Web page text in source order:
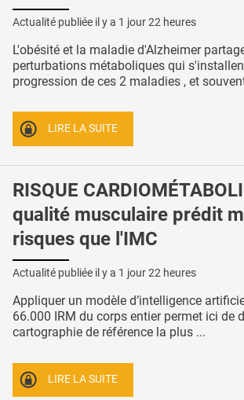
Actualité publiée il y a 1 jour 22 heures
L'obésité et la maladie d'Alzheimer
perturbations métaboliques qui
progression de ces 2 maladies , et
LIRE LA SUITE
RISQUE
qualité musculaire prédit
risques que l'IMC
Actualité publiée il y a 1 jour 22 heures
Appliquer un modèle d’intelligence
66.000 IRM du corps entier permet ici de
cartographie de référence la plus ...
LIRE LA SUITE